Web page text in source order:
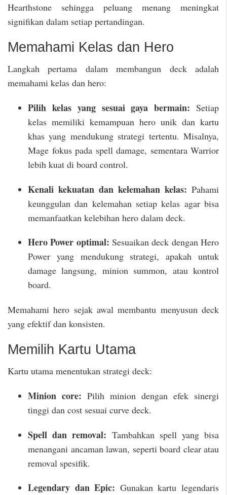
Hearthstone sehingga peluang menang meningkat
signifikan dalam setiap pertandingan.
Memahami Kelas dan Hero
Langkah pertama dalam membangun deck adalah
memahami kelas dan hero:
Pilih kelas yang sesuai gaya bermain: Setiap
kelas memiliki kemampuan hero unik dan kartu
khas yang mendukung strategi tertentu. Misalnya,
Mage fokus pada spell damage, sementara Warrior
lebih kuat di board control.
Kenali kekuatan dan kelemahan kelas: Pahami
keunggulan dan kelemahan setiap kelas agar bisa
memanfaatkan kelebihan hero dalam deck.
Hero Power optimal: Sesuaikan deck dengan Hero
Power yang mendukung strategi, apakah untuk
damage langsung, minion summon, atau kontrol
board.
Memahami hero sejak awal membantu menyusun deck
yang efektif dan konsisten.
Memilih Kartu Utama
Kartu utama menentukan strategi deck:
Minion core: Pilih minion dengan efek sinergi
tinggi dan cost sesuai curve deck.
Spell dan removal: Tambahkan spell yang bisa
menangani ancaman lawan, seperti board clear atau
removal spesifik.
Legendary dan Epic: Gunakan kartu legendaris